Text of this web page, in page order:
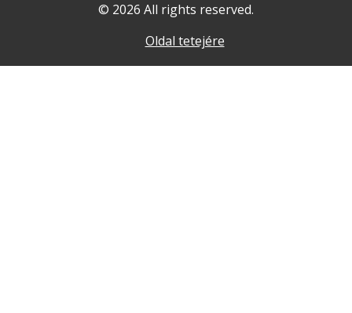
© 2026 All rights reserved.
Oldal tetejére